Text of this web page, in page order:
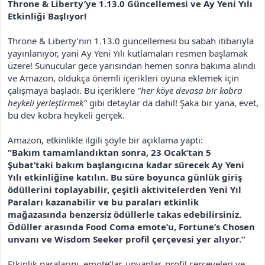
Throne & Liberty’ye 1.13.0 Güncellemesi ve Ay Yeni Yılı
Etkinliği Başlıyor!
Throne & Liberty’nin 1.13.0 güncellemesi bu sabah itibarıyla
yayınlanıyor, yani Ay Yeni Yılı kutlamaları resmen başlamak
üzere! Sunucular gece yarısından hemen sonra bakıma alındı
ve Amazon, oldukça önemli içerikleri oyuna eklemek için
çalışmaya başladı. Bu içeriklere "her köye devasa bir kobra
heykeli yerleştirmek" gibi detaylar da dahil! Şaka bir yana, evet,
bu dev kobra heykeli gerçek.
Amazon, etkinlikle ilgili şöyle bir açıklama yaptı:
“Bakım tamamlandıktan sonra, 23 Ocak’tan 5
Şubat’taki bakım başlangıcına kadar sürecek Ay Yeni
Yılı etkinliğine katılın. Bu süre boyunca günlük giriş
ödüllerini toplayabilir, çeşitli aktivitelerden Yeni Yıl
Paraları kazanabilir ve bu paraları etkinlik
mağazasında benzersiz ödüllerle takas edebilirsiniz.
Ödüller arasında Food Coma emote’u, Fortune’s Chosen
unvanı ve Wisdom Seeker profil çerçevesi yer alıyor.”